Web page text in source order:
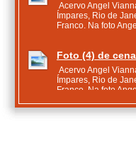
Acervo Angel
Ímpares, Rio de
Franco. Na foto
Foto (4) de
Acervo Angel
Ímpares, Rio de
Franco. Na foto